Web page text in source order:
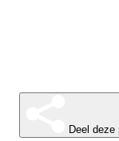
Deel deze